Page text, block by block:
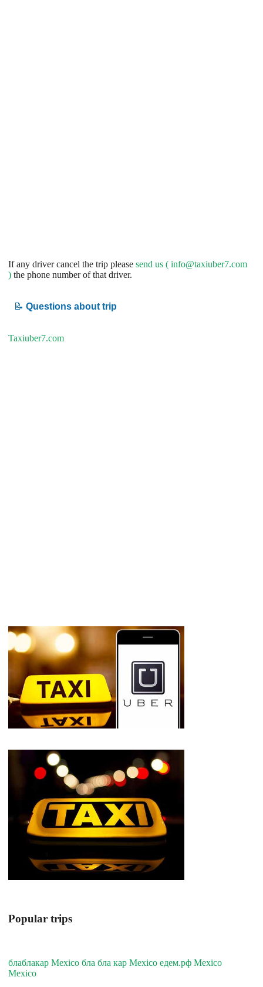
If any driver cancel the trip please send us ( info@taxiuber7.com
) the phone number of that driver.
📝 Questions about trip
Taxiuber7.com
Popular trips
блаблакар Mexico бла бла кар Mexico едем.рф Mexico
Mexico